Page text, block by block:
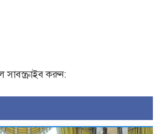
সাবস্ক্রাইব করুন: